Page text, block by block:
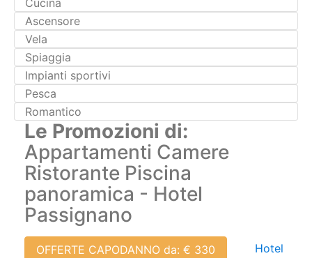
Vela
Spiaggia
Impianti sportivi
Pesca
Romantico
Le Promozioni di:
Appartamenti Camere
Ristorante Piscina
panoramica - Hotel
Passignano
OFFERTE CAPODANNO da: € 330
Passignano sul Trasimeno - Appartamenti